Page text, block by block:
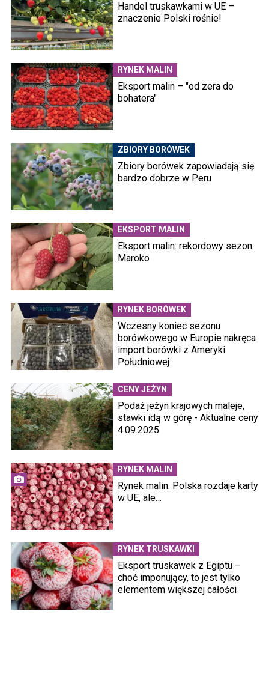
Handel truskawkami w UE –
znaczenie Polski rośnie!
RYNEK MALIN
Eksport malin – "od zera do
bohatera"
ZBIORY BORÓWEK
Zbiory borówek zapowiadają się
bardzo dobrze w Peru
EKSPORT MALIN
Eksport malin: rekordowy sezon
Maroko
RYNEK BORÓWEK
Wczesny koniec sezonu
borówkowego w Europie nakręca
import borówki z Ameryki
Południowej
CENY JEŻYN
Podaż jeżyn krajowych maleje,
stawki idą w górę - Aktualne ceny
4.09.2025
RYNEK MALIN
Rynek malin: Polska rozdaje karty
w UE, ale…
RYNEK TRUSKAWKI
Eksport truskawek z Egiptu –
choć imponujący, to jest tylko
elementem większej całości